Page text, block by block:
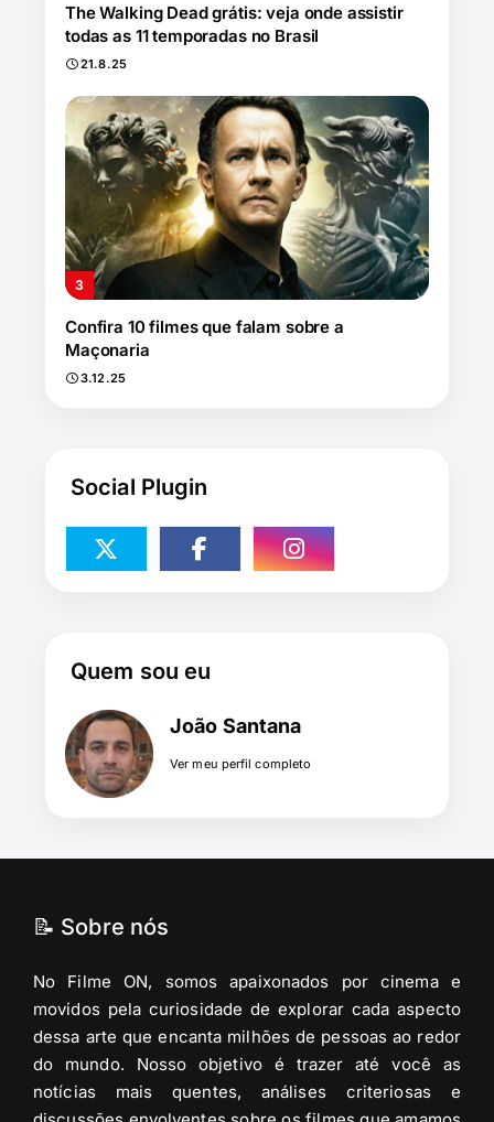
The Walking Dead grátis: veja onde assistir
todas as 11 temporadas no Brasil
21.8.25
Confira 10 filmes que falam sobre a
Maçonaria
3.12.25
Social Plugin
Quem sou eu
João Santana
Ver meu perfil completo
📝 Sobre nós
No Filme ON, somos apaixonados por cinema e
movidos pela curiosidade de explorar cada aspecto
dessa arte que encanta milhões de pessoas ao redor
do mundo. Nosso objetivo é trazer até você as
notícias mais quentes, análises criteriosas e